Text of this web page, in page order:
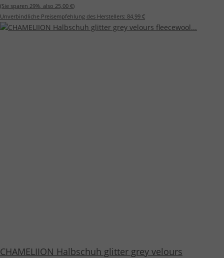
(Sie sparen 29%, also 25,00 €)
Unverbindliche Preisempfehlung des Herstellers: 84,99 €
CHAMELIION Halbschuh glitter grey velours